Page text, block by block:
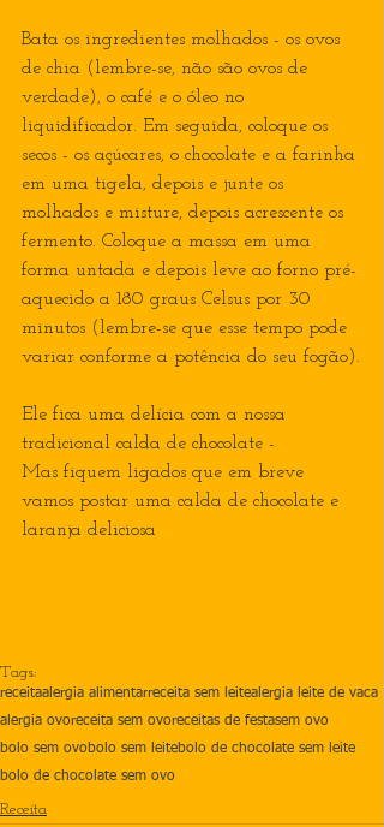
Bata os ingredientes molhados - os ovos
de chia (lembre-se, não são ovos de
verdade), o café e o óleo no
liquidificador. Em seguida, coloque os
secos - os açúcares, o chocolate e a farinha
em uma tigela, depois e junte os
molhados e misture, depois acrescente os
fermento. Coloque a massa em uma
forma untada e depois leve ao forno pré-
aquecido a 180 graus Celsus por 30
minutos (lembre-se que esse tempo pode
variar conforme a potência do seu fogão).
Ele fica uma delícia com a nossa
tradicional calda de chocolate -
Mas fiquem ligados que em breve
vamos postar uma calda de chocolate e
laranja deliciosa
Tags:
receitaalergia alimentarreceita sem leitealergia leite de vaca
alergia ovoreceita sem ovoreceitas de festasem ovo
bolo sem ovobolo sem leitebolo de chocolate sem leite
bolo de chocolate sem ovo
Receita